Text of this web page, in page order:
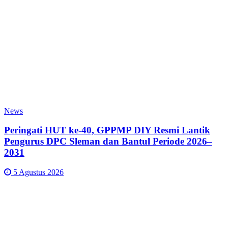
News
Peringati HUT ke-40, GPPMP DIY Resmi Lantik
Pengurus DPC Sleman dan Bantul Periode 2026–
2031
5 Agustus 2026